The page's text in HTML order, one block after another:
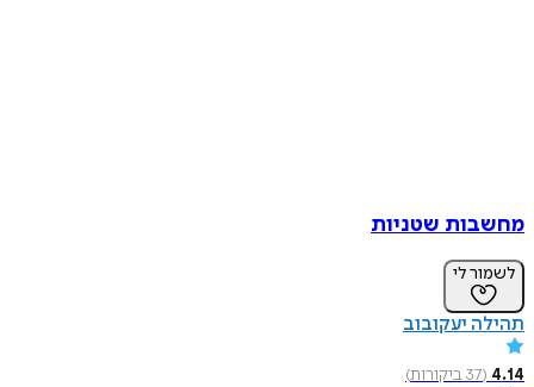
מחשבות שטניות
לשמור לי
תהילה יעקובוב
4.14
(
37ביקורות)